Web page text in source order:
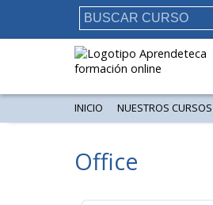
INICIO NUESTROS CURSOS
Office